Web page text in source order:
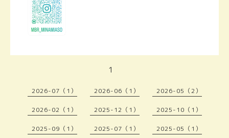
1
2026-07（1） 2026-06（1） 2026-05（2）
2026-02（1） 2025-12（1） 2025-10（1）
2025-09（1） 2025-07（1） 2025-05（1）